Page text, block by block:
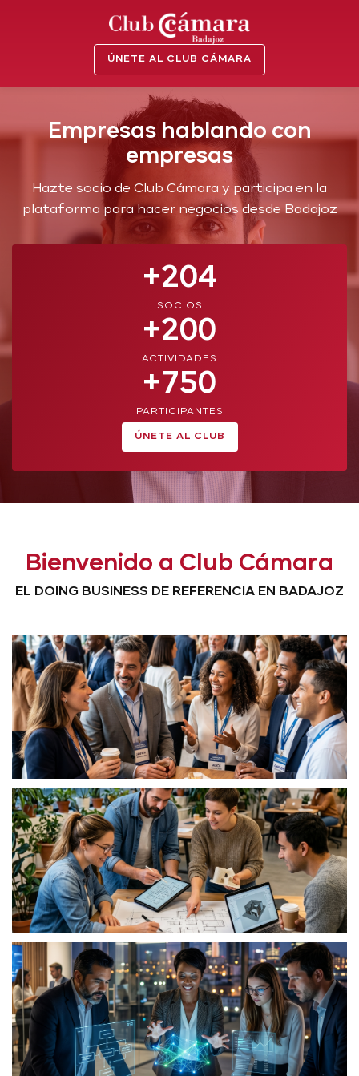
ÚNETE AL CLUB CÁMARA
Empresas hablando con
empresas
Hazte socio de Club Cámara y participa en la
plataforma para hacer negocios desde Badajoz
+204
SOCIOS
+200
ACTIVIDADES
+750
PARTICIPANTES
ÚNETE AL CLUB
Bienvenido a Club Cámara
EL DOING BUSINESS DE REFERENCIA EN BADAJOZ